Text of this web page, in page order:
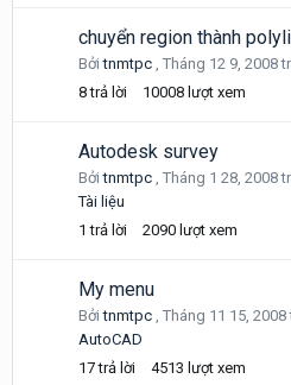
chuyển region thành
Bởitnmtpc , Tháng 12 9, 2008
8 trả lời 10008 lượt xem
Autodesk survey
Bởitnmtpc , Tháng 1 28, 2008
Tài liệu
1 trả lời 2090 lượt xem
My menu
Bởitnmtpc , Tháng 11 15, 2008
AutoCAD
17 trả lời 4513 lượt xem